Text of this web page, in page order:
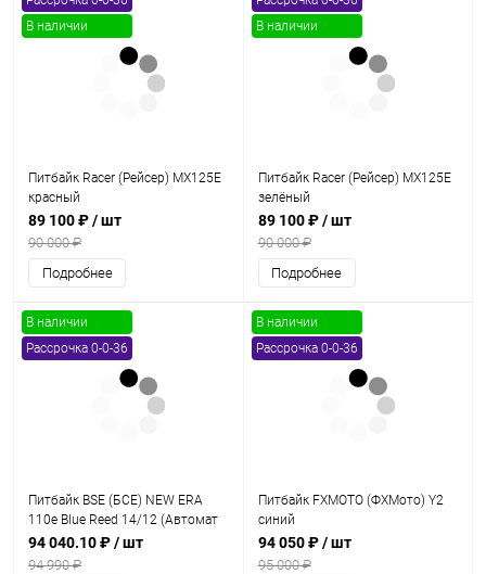
В наличии
Питбайк Racer (Рейсер) MX125E
красный
89 100 ₽/ шт
90 000 ₽
Подробнее
В наличии
Питбайк Racer (Рейсер) MX125E
зелёный
89 100 ₽/ шт
90 000 ₽
Подробнее
В наличии
Рассрочка 0-0-36
Питбайк BSE (БСЕ) NEW ERA
110e Blue Reed 14/12 (Автомат
КПП) full auto
94 040.10 ₽/ шт
94 990 ₽
В наличии
Рассрочка 0-0-36
Питбайк FXMOTO (ФХМото) Y2
синий
94 050 ₽/ шт
95 000 ₽